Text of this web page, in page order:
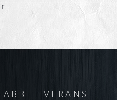
LEVERANS